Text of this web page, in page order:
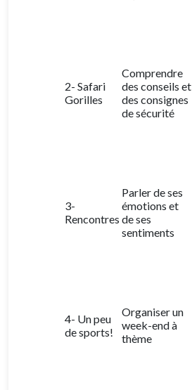
2- Safari
Gorilles
Comprendre
des conseils et
des consignes
de sécurité
3-
Rencontres
Parler de ses
émotions et
de ses
sentiments
4- Un peu
de sports!
Organiser un
week-end à
thème